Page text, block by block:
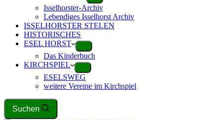
Isselhorster-Archiv
Lebendiges Isselhorst Archiv
ISSELHORSTER STELEN
HISTORISCHES
ESEL HORST
Das Kinderbuch
KIRCHSPIEL
ESELSWEG
weitere Vereine im Kirchspiel
Suchen